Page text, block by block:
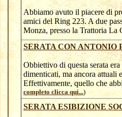
Abbiamo avuto il piacere di
amici del Ring 223. A due
Monza, presso la Trattoria
SERATA CON
Obbiettivo di questa serata
dimenticati, ma ancora attuali
Effettivamente, quello che
completo clicca qui...)
SERATA ESIBIZIONE